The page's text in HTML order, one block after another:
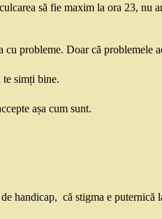
să fie maxim la ora 23, nu
probleme. Doar că problemele
te simți bine.
așa cum sunt.
handicap, că stigma e puternică